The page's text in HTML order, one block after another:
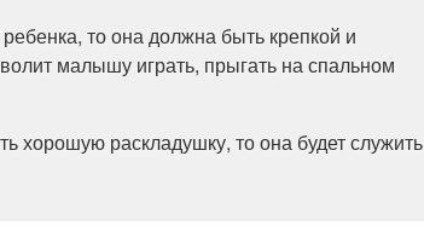
то она должна быть крепкой и
малышу играть, прыгать на спальном
хорошую раскладушку, то она будет служить